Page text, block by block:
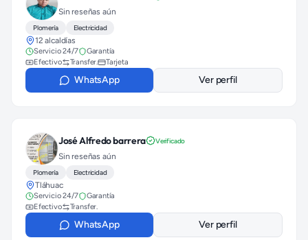
Sin reseñas aún
Plomería Electricidad
12 alcaldías
Servicio 24/7
Garantía
Efectivo
Transfer. Tarjeta
WhatsApp Ver perfil
José Alfredo barrera Verificado
Sin reseñas aún
Plomería Electricidad
Tláhuac
Servicio 24/7
Garantía
Efectivo
Transfer.
WhatsApp Ver perfil